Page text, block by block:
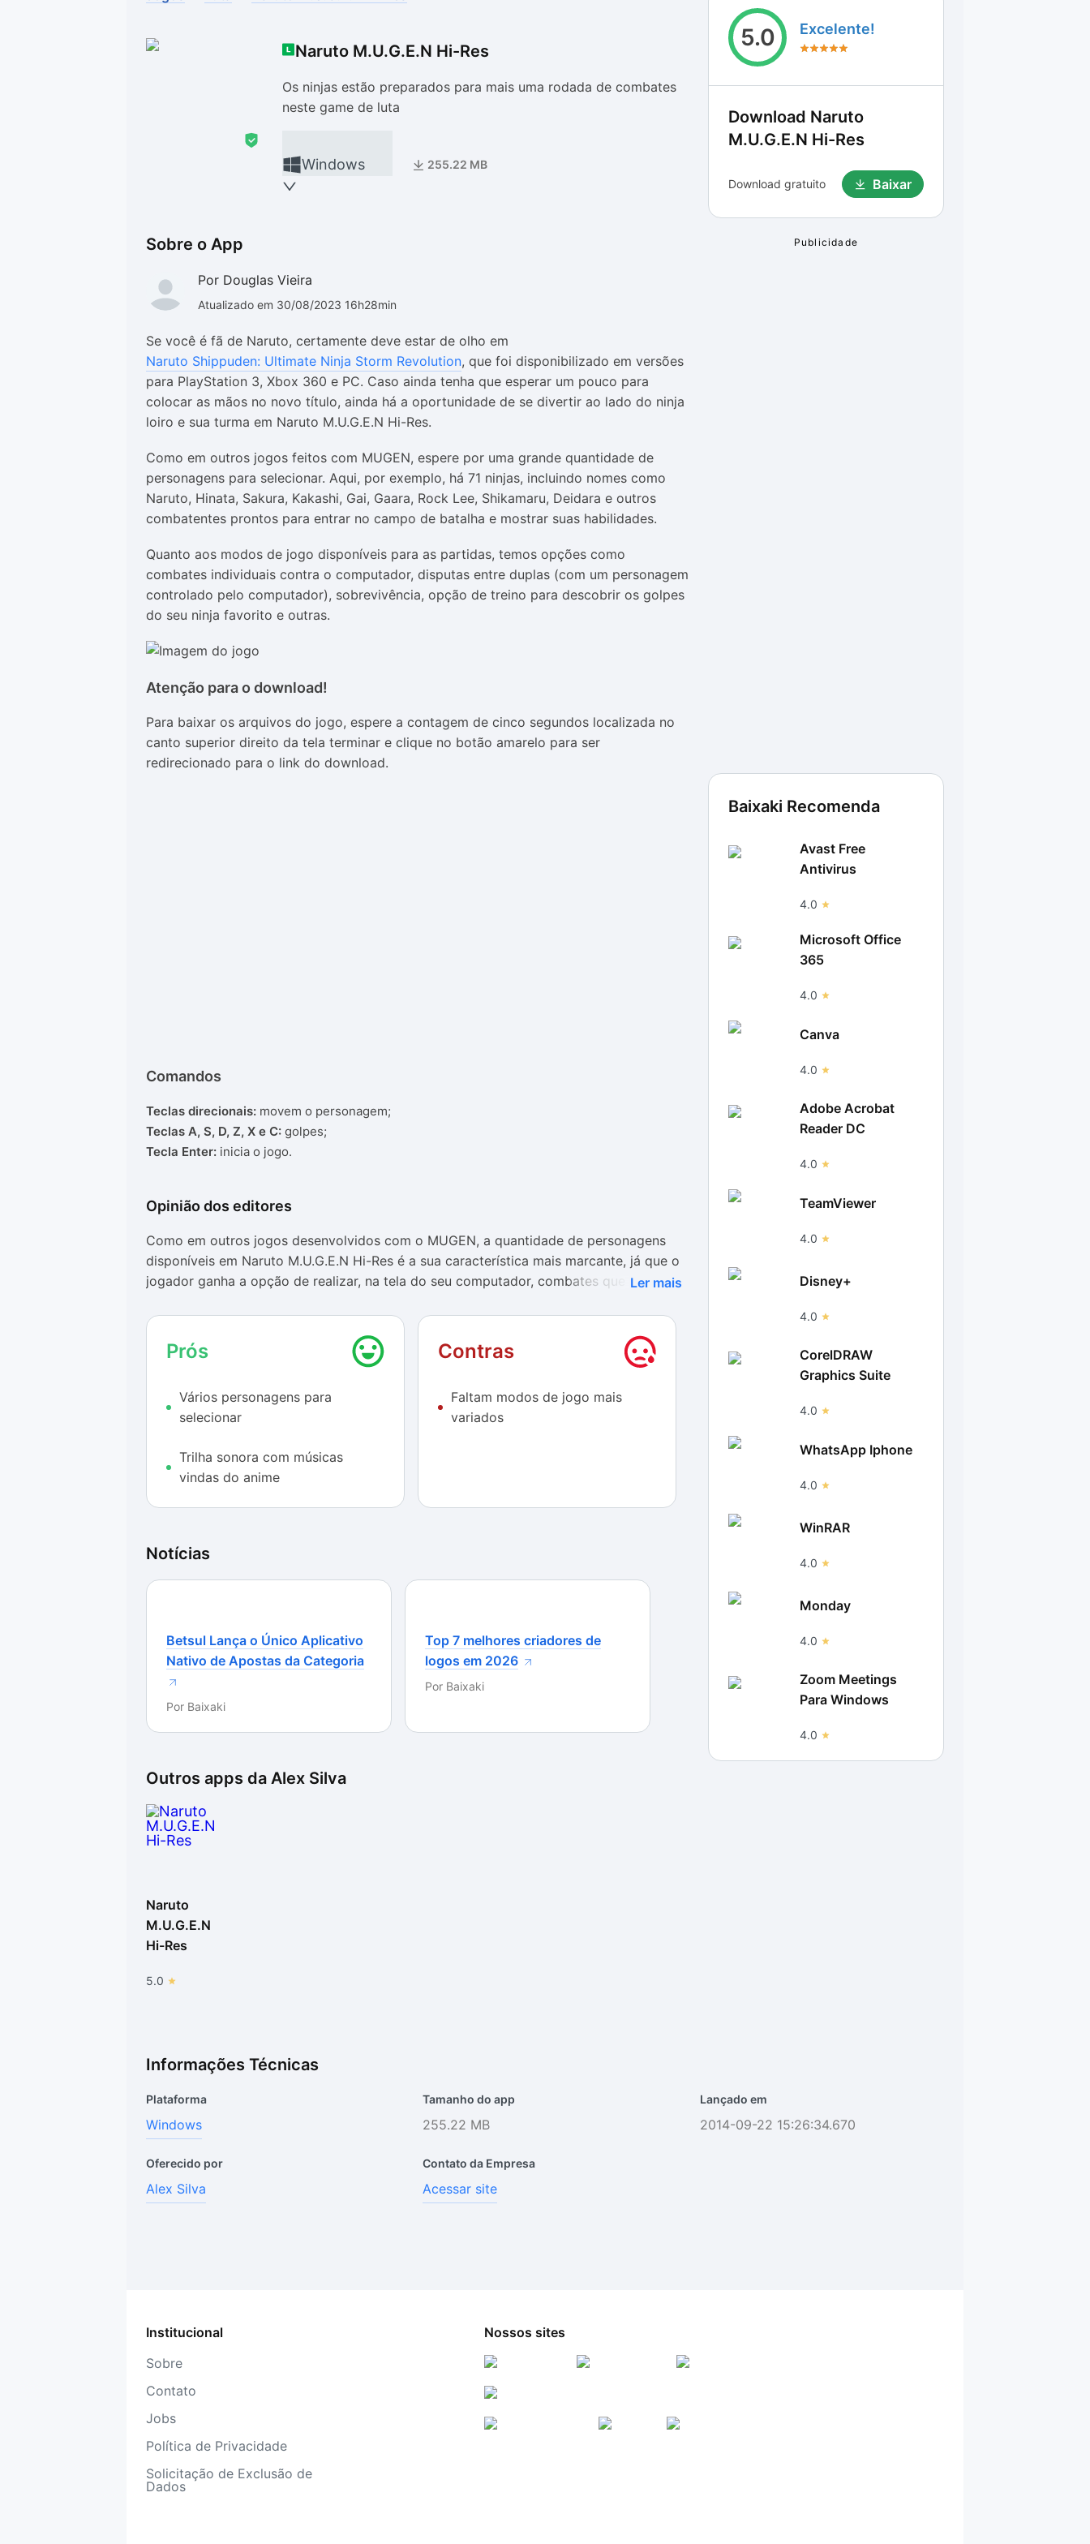
Naruto M.U.G.E.N Hi-Res
Os ninjas estão preparados para mais uma rodada de combates
neste game de luta
Windows 255.22 MB
Sobre o App
Por Douglas Vieira
Atualizado em 30/08/2023 16h28min
Se você é fã de Naruto, certamente deve estar de olho em
Naruto Shippuden: Ultimate Ninja Storm Revolution, que foi disponibilizado em versões
para PlayStation 3, Xbox 360 e PC. Caso ainda tenha que esperar um pouco para
colocar as mãos no novo título, ainda há a oportunidade de se divertir ao lado do ninja
loiro e sua turma em Naruto M.U.G.E.N Hi-Res.
Como em outros jogos feitos com MUGEN, espere por uma grande quantidade de
personagens para selecionar. Aqui, por exemplo, há 71 ninjas, incluindo nomes como
Naruto, Hinata, Sakura, Kakashi, Gai, Gaara, Rock Lee, Shikamaru, Deidara e outros
combatentes prontos para entrar no campo de batalha e mostrar suas habilidades.
Quanto aos modos de jogo disponíveis para as partidas, temos opções como
combates individuais contra o computador, disputas entre duplas (com um personagem
controlado pelo computador), sobrevivência, opção de treino para descobrir os golpes
do seu ninja favorito e outras.
Atenção para o download!
Para baixar os arquivos do jogo, espere a contagem de cinco segundos localizada no
canto superior direito da tela terminar e clique no botão amarelo para ser
redirecionado para o link do download.
Comandos
Teclas direcionais: movem o personagem;
Teclas A, S, D, Z, X e C: golpes;
Tecla Enter: inicia o jogo.
Opinião dos editores
Como em outros jogos desenvolvidos com o MUGEN, a quantidade de personagens
disponíveis em Naruto M.U.G.E.N Hi-Res é a sua característica mais marcante, já que o
jogador ganha a opção de realizar, na tela do seu computador, combates que sempre
A parte gráfica deixa o jogo com um aspecto parecido com o de um título para video
games da era 16 bits, enquanto a trilha sonora traz canções que são vistas na
Naruto M.U.G.E.N Hi-Res peca
por não fugir muito do que já foi visto em outros games
problema, certamente você vai se divertir um pouco ao lado de Naruto e sua turma.
Ler mais
Prós
Vários personagens para
selecionar
Trilha sonora com músicas
vindas do anime
Contras
Faltam modos de jogo mais
variados
Notícias
Betsul Lança o Único Aplicativo
Nativo de Apostas da Categoria
Por Baixaki
Top 7 melhores criadores de
logos em 2026
Por Baixaki
Outros apps da Alex Silva
Naruto
M.U.G.E.N
Hi-Res
5.0
5.0 Excelente!
Download Naruto
M.U.G.E.N Hi-Res
Download gratuito Baixar
Baixaki Recomenda
Avast Free
Antivirus
4.0
Microsoft Office
365
4.0
Canva
4.0
Adobe Acrobat
Reader DC
4.0
TeamViewer
4.0
Disney+
4.0
CorelDRAW
Graphics Suite
4.0
WhatsApp Iphone
4.0
WinRAR
4.0
Monday
4.0
Zoom Meetings
Para Windows
4.0
Informações Técnicas
Plataforma
Windows
Tamanho do app
255.22 MB
Lançado em
2014-09-22 15:26:34.670
Oferecido por
Alex Silva
Contato da Empresa
Acessar site
Institucional
Sobre
Contato
Jobs
Política de Privacidade
Solicitação de Exclusão de
Dados
Nossos sites